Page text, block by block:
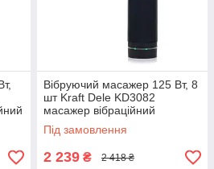
Вібруючий масажер 125 Вт, 8
шт Kraft Dele KD3082
масажер вібраційний
Під замовлення
2 239 ₴ 2 418 ₴